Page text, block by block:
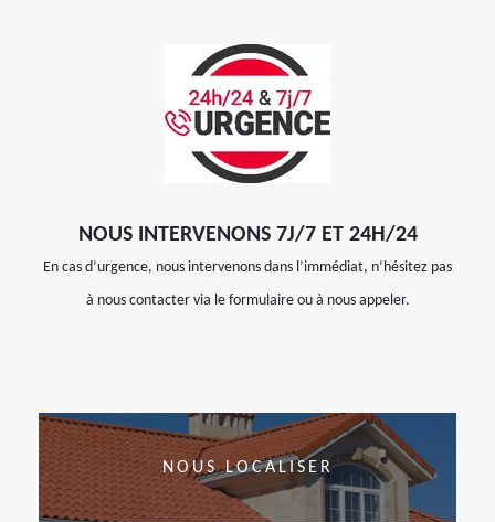
NOUS INTERVENONS 7J/7 ET 24H/24
En cas d’urgence, nous intervenons dans l’immédiat, n’hésitez pas
à nous contacter via le formulaire ou à nous appeler.
NOUS LOCALISER